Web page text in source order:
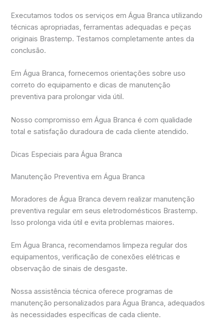
Executamos todos os serviços em Água Branca utilizando
técnicas apropriadas, ferramentas adequadas e peças
originais Brastemp. Testamos completamente antes da
conclusão.
Em Água Branca, fornecemos orientações sobre uso
correto do equipamento e dicas de manutenção
preventiva para prolongar vida útil.
Nosso compromisso em Água Branca é com qualidade
total e satisfação duradoura de cada cliente atendido.
Dicas Especiais para Água Branca
Manutenção Preventiva em Água Branca
Moradores de Água Branca devem realizar manutenção
preventiva regular em seus eletrodomésticos Brastemp.
Isso prolonga vida útil e evita problemas maiores.
Em Água Branca, recomendamos limpeza regular dos
equipamentos, verificação de conexões elétricas e
observação de sinais de desgaste.
Nossa assistência técnica oferece programas de
manutenção personalizados para Água Branca, adequados
às necessidades específicas de cada cliente.